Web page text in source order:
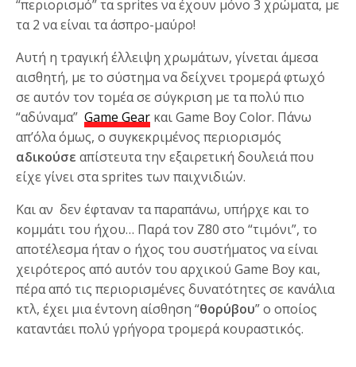
“περιορισμό” τα sprites να έχουν μόνο 3 χρώματα, με
τα 2 να είναι τα άσπρο-μαύρο!
Αυτή η τραγική έλλειψη χρωμάτων, γίνεται άμεσα
αισθητή, με το σύστημα να δείχνει τρομερά φτωχό
σε αυτόν τον τομέα σε σύγκριση με τα πολύ πιο
“αδύναμα”Game Gear και Game Boy Color. Πάνω
απ’όλα όμως, ο συγκεκριμένος περιορισμός
αδικούσε απίστευτα την εξαιρετική δουλειά που
είχε γίνει στα sprites των παιχνιδιών.
Και αν δεν έφταναν τα παραπάνω, υπήρχε και το
κομμάτι του ήχου… Παρά τον Z80 στο “τιμόνι”, το
αποτέλεσμα ήταν ο ήχος του συστήματος να είναι
χειρότερος από αυτόν του αρχικού Game Boy και,
πέρα από τις περιορισμένες δυνατότητες σε κανάλια
κτλ, έχει μια έντονη αίσθηση “θορύβου” ο οποίος
καταντάει πολύ γρήγορα τρομερά κουραστικός.